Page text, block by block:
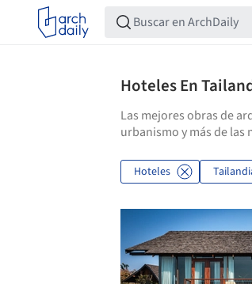
Hoteles En
Las mejores obras de
urbanismo y más de
Hoteles